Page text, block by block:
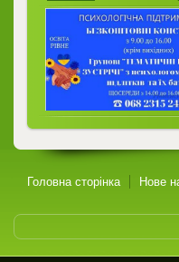
Головна сторінка Нове